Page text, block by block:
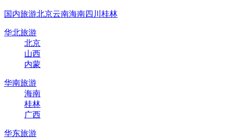
国内旅游北京云南海南四川 桂林
华北旅游
北京
山西
内蒙
华南旅游
海南
桂林
广西
华东旅游